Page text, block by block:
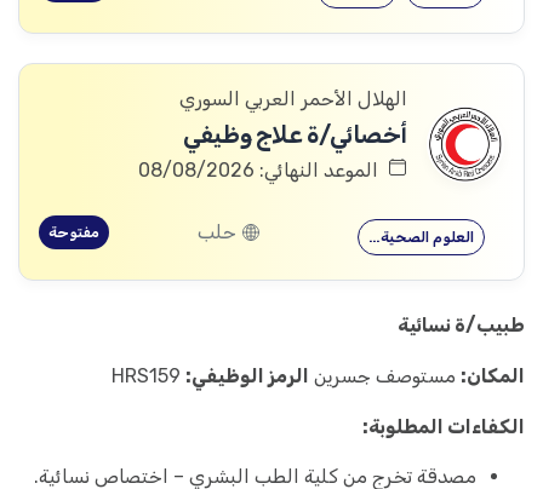
الهلال الأحمر العربي السوري
أخصائي/ة علاج وظيفي
الموعد النهائي: 08/08/2026
العلوم الصحية… حلب مفتوحة
طبيب/ة نسائية
المكان: مستوصف جسرين الرمز الوظيفي:
الكفاءات المطلوبة:
مصدقة تخرج من كلية الطب البشري – اختصاص نسائية.